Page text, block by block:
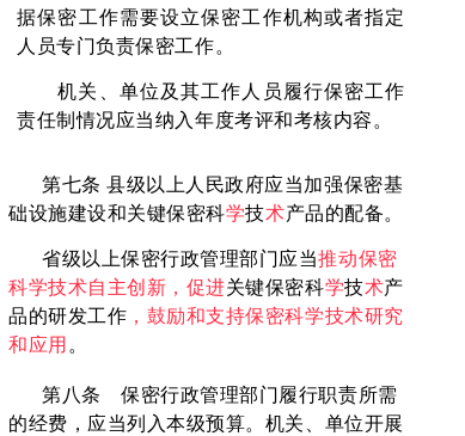
据保密工作需要设立保密工作机构或者指定
人员专门负责保密工作。
机关、单位及其工作人员履行保密工作
责任制情况应当纳入年度考评和考核内容。
第七条 县级以上人民政府应当加强保密基
础设施建设和关键保密科学技术产品的配备。
省级以上保密行政管理部门应当推动保密
科学技术自主创新，促进关键保密科学技术产
品的研发工作 ，鼓励和支持保密科学技术研究
和应用 。
第八条 保密行政管理部门履行职责所需
的经费，应当列入本级预算。机关、单位开展